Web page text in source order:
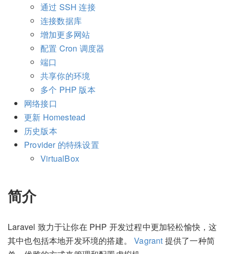
通过 SSH 连接
连接数据库
增加更多网站
配置 Cron 调度器
端口
共享你的环境
多个 PHP 版本
网络接口
更新 Homestead
历史版本
Provider 的特殊设置
VirtualBox
简介
Laravel 致力于让你在 PHP 开发过程中更加轻松愉快，这
其中也包括本地开发环境的搭建。Vagrant 提供了一种简